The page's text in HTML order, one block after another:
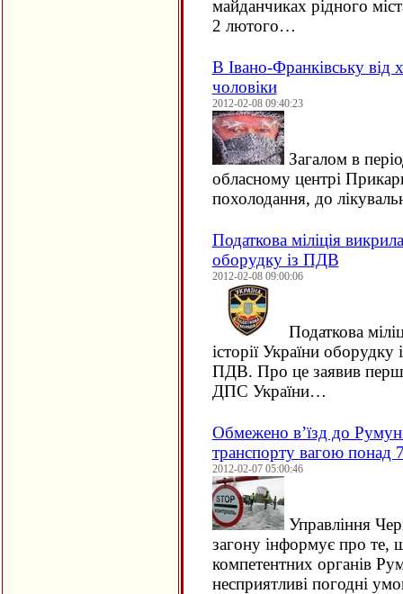
майданчиках рідного
2 лютого…
В Івано-Франківську від
чоловіки
2012-02-08 09:40:23
Загалом в
обласному центрі
похолодання, до
Податкова міліція
оборудку із ПДВ
2012-02-08 09:00:06
Податкова
історії України
ПДВ. Про це заявив
ДПС України…
Обмежено в’їзд до
транспорту вагою понад
2012-02-07 05:00:46
Управління
загону інформує про те,
компетентних органів
несприятливі погодні